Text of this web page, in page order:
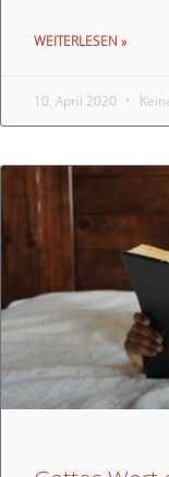
WEITERLESEN »
10. April 2020